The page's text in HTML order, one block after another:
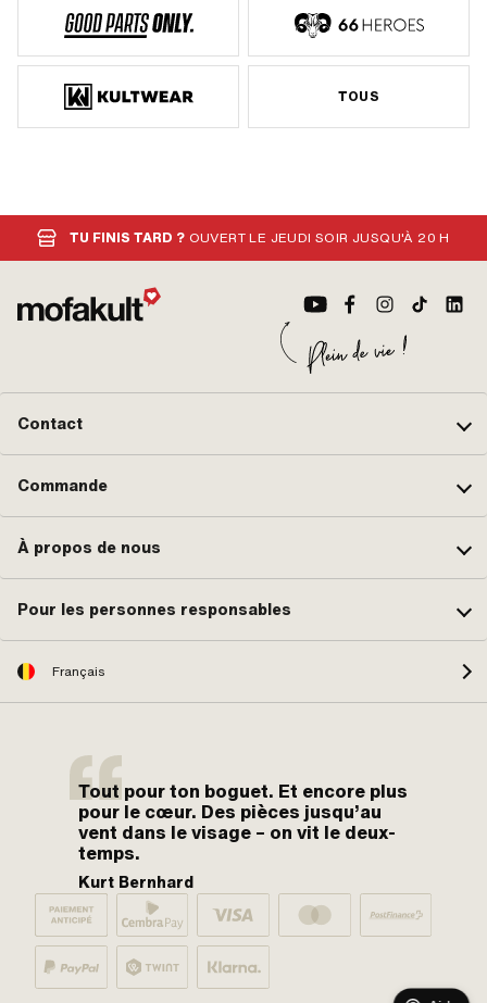
TOUS
TU FINIS TARD ? OUVERT LE JEUDI SOIR JUSQU'À 20 H
Contact
Commande
À propos de nous
Pour les personnes responsables
Français
Tout pour ton boguet. Et encore plus
pour le cœur. Des pièces jusqu’au
vent dans le visage – on vit le deux-
temps.
Kurt Bernhard